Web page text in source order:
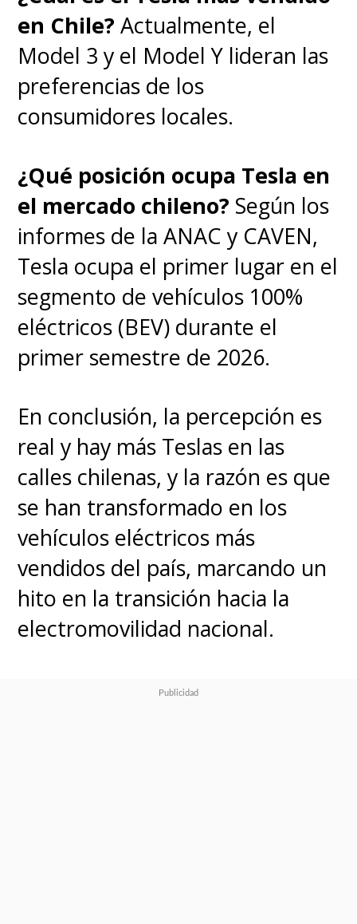
en Chile? Actualmente, el
Model 3 y el Model Y lideran las
preferencias de los
consumidores locales.
¿Qué posición ocupa Tesla en
el mercado chileno? Según los
informes de la ANAC y CAVEN,
Tesla ocupa el primer lugar en el
segmento de vehículos 100%
eléctricos (BEV) durante el
primer semestre de 2026.
En conclusión, la percepción es
real y hay más Teslas en las
calles chilenas, y la razón es que
se han transformado en los
vehículos eléctricos más
vendidos del país, marcando un
hito en la transición hacia la
electromovilidad nacional.